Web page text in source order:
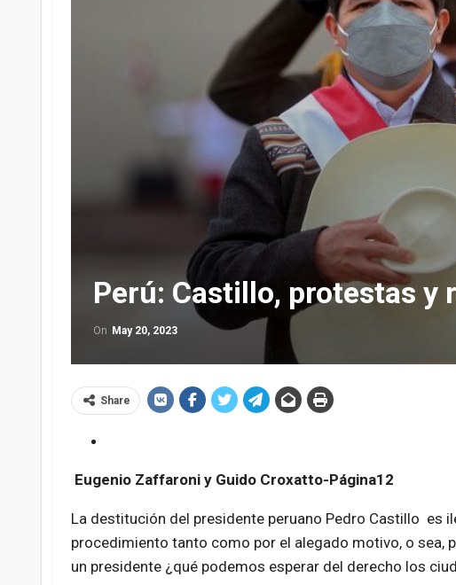
Perú: Castillo, protestas y
On May 20, 2023
Share
Eugenio Zaffaroni y Guido Croxatto-Página12
La destitución del presidente peruano Pedro Castillo es
procedimiento tanto como por el alegado motivo, o sea,
un presidente ¿qué podemos esperar del derecho los